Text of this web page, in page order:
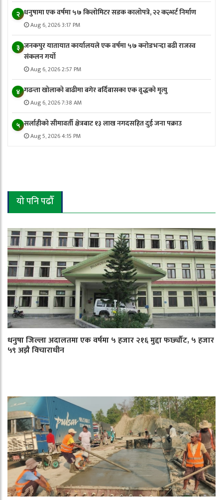
२ धनुषामा एक वर्षमा ५७ किलोमिटर सडक कालोपत्रे, २२ कल्भर्ट निर्माण
Aug 6, 2026 3:17 PM
३ जनकपुर यातायात कार्यालयले एक वर्षमा ५७ करोडभन्दा बढी राजस्व
संकलन गर्याे
Aug 6, 2026 2:57 PM
४ गढन्ता खोलाको बाढीमा बगेर बर्दिबासका एक वृद्धको मृत्यु
Aug 6, 2026 7:38 AM
५ सर्लाहीको सीमावर्ती क्षेत्रबाट १३ लाख नगदसहित दुई जना पक्राउ
Aug 5, 2026 4:15 PM
यो पनि पढौँ
धनुषा जिल्ला अदालतमा एक वर्षमा ५ हजार २१६ मुद्दा फर्छ्यौट, ५ हजार
५९ अझै विचाराधीन